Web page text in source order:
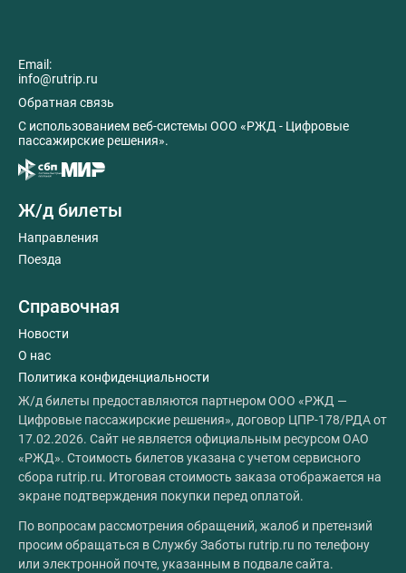
Email:
info@rutrip.ru
Обратная связь
C использованием веб-системы ООО «РЖД - Цифровые
пассажирские решения».
Ж/д билеты
Направления
Поезда
Справочная
Новости
О нас
Политика конфиденциальности
Ж/д билеты предоставляются партнером ООО «РЖД —
Цифровые пассажирские решения», договор ЦПР-178/РДА от
17.02.2026. Сайт не является официальным ресурсом ОАО
«РЖД». Стоимость билетов указана с учетом сервисного
сбора rutrip.ru. Итоговая стоимость заказа отображается на
экране подтверждения покупки перед оплатой.
По вопросам рассмотрения обращений, жалоб и претензий
просим обращаться в Службу Заботы rutrip.ru по телефону
или электронной почте, указанным в подвале сайта.